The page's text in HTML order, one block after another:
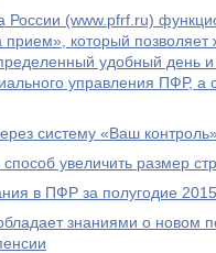
(www.pfrf.ru)
который
удобный день
управления ПФР,
систему «Ваш
увеличить размер
в ПФР за полугодие
знаниями о новом